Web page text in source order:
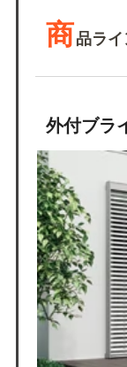
商品ラ
外付ブラ